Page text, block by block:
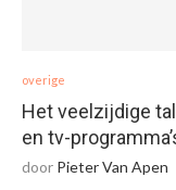
overige
Het veelzijdige
en tv-
door Pieter Van Apen